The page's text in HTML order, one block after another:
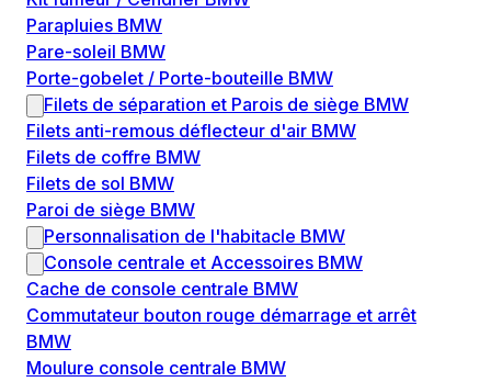
Parapluies BMW
Pare-soleil BMW
Porte-gobelet / Porte-bouteille BMW
Filets de séparation et Parois de siège BMW
Filets anti-remous déflecteur d'air BMW
Filets de coffre BMW
Filets de sol BMW
Paroi de siège BMW
Personnalisation de l'habitacle BMW
Console centrale et Accessoires BMW
Cache de console centrale BMW
Commutateur bouton rouge démarrage et arrêt
BMW
Moulure console centrale BMW